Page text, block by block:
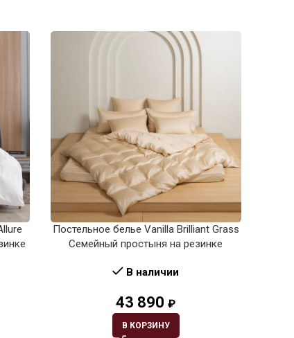
Постельное белье Vanilla Brilliant Grass
Семейный простыня на резинке
В наличии
43 890 ₽
В КОРЗИНУ